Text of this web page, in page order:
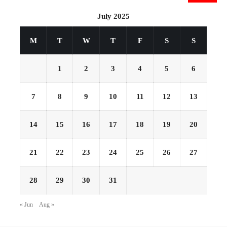
July 2025
M T W T F S S
1 2 3 4 5 6
7 8 9 10 11 12 13
14 15 16 17 18 19 20
21 22 23 24 25 26 27
28 29 30 31
« Jun Aug »